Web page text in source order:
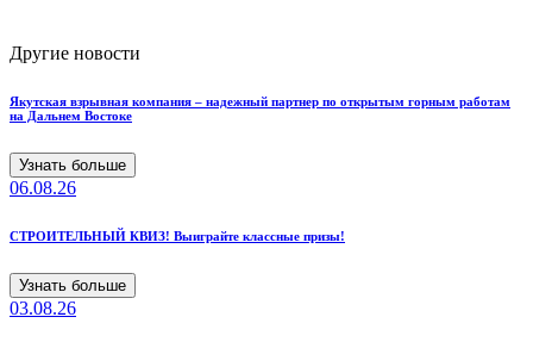
Другие новости
Якутская взрывная компания – надежный партнер по открытым горным работам
на Дальнем Востоке
Узнать больше
06.08.26
СТРОИТЕЛЬНЫЙ КВИЗ! Выиграйте классные призы!
Узнать больше
03.08.26